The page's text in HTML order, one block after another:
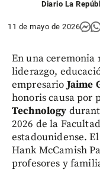
Diario La
11 de mayo de 2026
En una ceremonia
liderazgo,
empresarioJaime
honoris causa por
Technology
2026 de la
estadounidense.
Hank McCamish
profesores y